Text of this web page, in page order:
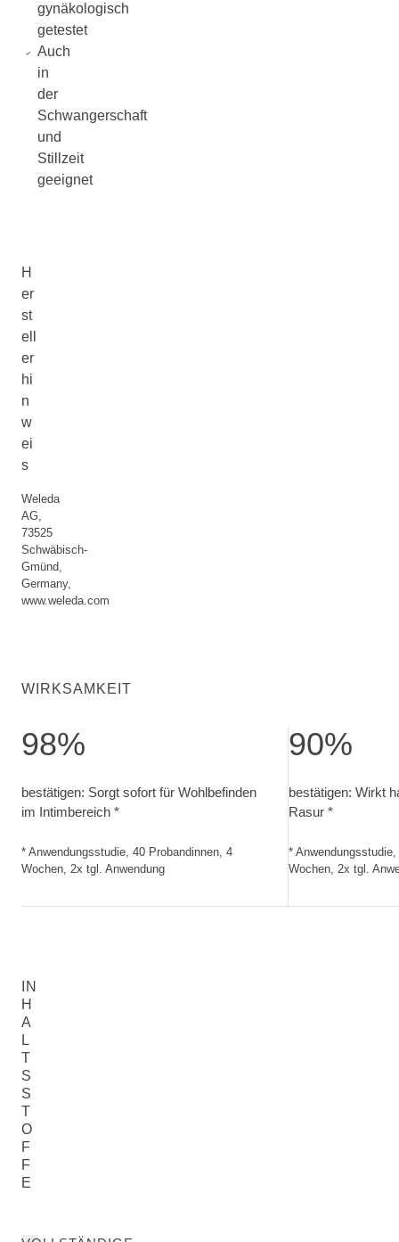
gynäkologisch
getestet
Auch
in
der
Schwangerschaft
und
Stillzeit
geeignet
H
er
st
ell
er
hi
n
w
ei
s
Weleda
AG,
73525
Schwäbisch-
Gmünd,
Germany,
www.weleda.com
WIRKSAMKEIT
98%
bestätigen: Sorgt sofort für Wohlbefinden
im Intimbereich *
* Anwendungsstudie, 40 Probandinnen, 4
Wochen, 2x tgl. Anwendung
90%
bestätigen: Wirkt
Rasur *
*
Wochen, 2x tgl.
IN
H
A
L
T
S
S
T
O
F
F
E